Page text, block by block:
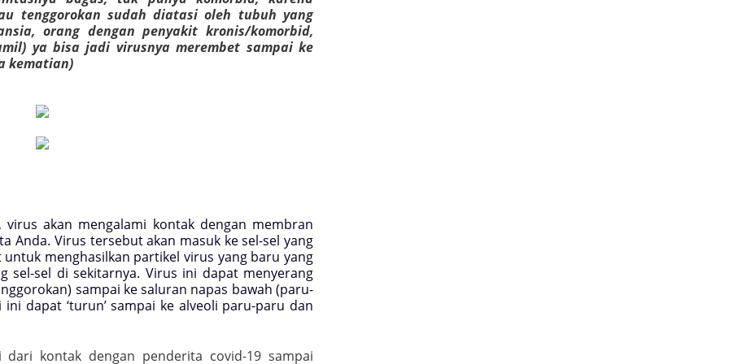
tenggorokan sudah diatasi oleh tubuh yang
orang dengan penyakit kronis/komorbid,
ya bisa jadi virusnya merembet sampai ke
kematian)
akan mengalami kontak dengan membran
Anda. Virus tersebut akan masuk ke sel-sel yang
menghasilkan partikel virus yang baru yang
sel-sel di sekitarnya. Virus ini dapat menyerang
sampai ke saluran napas bawah (paru-
dapat ‘turun’ sampai ke alveoli paru-paru dan
kontak dengan penderita covid-19 sampai